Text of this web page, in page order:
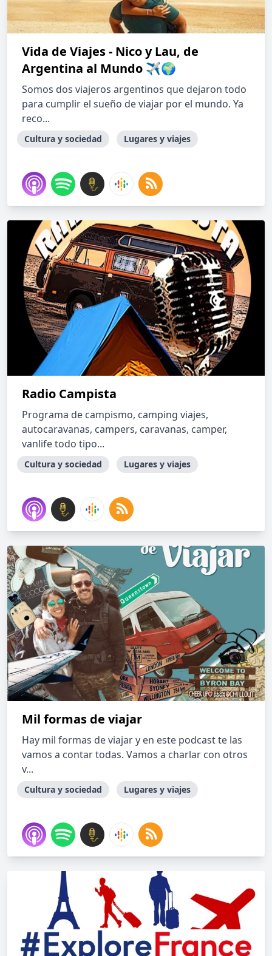
Vida de Viajes - Nico y Lau, de
Argentina al Mundo ✈🌍
Somos dos viajeros argentinos que dejaron todo
para cumplir el sueño de viajar por el mundo. Ya
reco...
Cultura y sociedad Lugares y viajes
Radio Campista
Programa de campismo, camping viajes,
autocaravanas, campers, caravanas, camper,
vanlife todo tipo...
Cultura y sociedad Lugares y viajes
Mil formas de viajar
Hay mil formas de viajar y en este podcast te las
vamos a contar todas. Vamos a charlar con otros
v...
Cultura y sociedad Lugares y viajes